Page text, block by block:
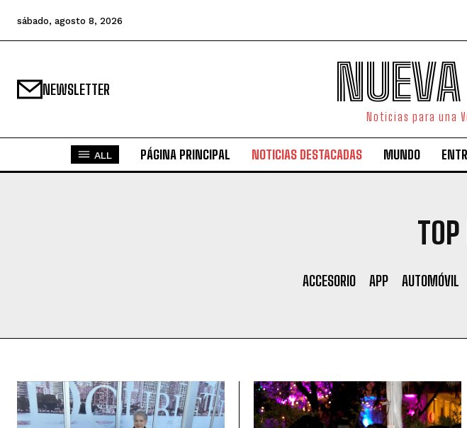
sábado, agosto 8, 2026
NEWSLETTER
Noticias para una
ALL PÁGINA PRINCIPAL NOTICIAS DESTACADAS MUNDO
ACCESORIO APP AUTOMÓVIL